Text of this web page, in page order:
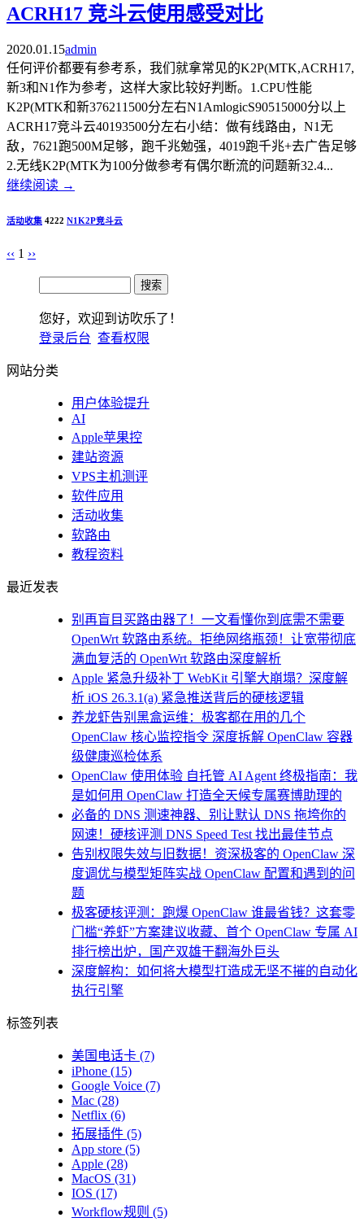
ACRH17 竞斗云使用感受对比
2020.01.15admin
任何评价都要有参考系，我们就拿常见的K2P(MTK,ACRH17,
新3和N1作为参考，这样大家比较好判断。1.CPU性能
K2P(MTK和新376211500分左右N1AmlogicS90515000分以上
ACRH17竞斗云40193500分左右小结：做有线路由，N1无
敌，7621跑500M足够，跑千兆勉强，4019跑千兆+去广告足够
2.无线K2P(MTK为100分做参考有偶尔断流的问题新32.4...
继续阅读 →
活动收集 4222 N1K2P竞斗云
‹‹ 1 ››
您好，欢迎到访吹乐了！
登录后台 查看权限
网站分类
用户体验提升
AI
Apple苹果控
建站资源
VPS主机测评
软件应用
活动收集
软路由
教程资料
最近发表
别再盲目买路由器了！一文看懂你到底需不需要
OpenWrt 软路由系统。拒绝网络瓶颈！让宽带彻底
满血复活的 OpenWrt 软路由深度解析
Apple 紧急升级补丁 WebKit 引擎大崩塌？深度解
析 iOS 26.3.1(a) 紧急推送背后的硬核逻辑
养龙虾告别黑盒运维：极客都在用的几个
OpenClaw 核心监控指令 深度拆解 OpenClaw 容器
级健康巡检体系
OpenClaw 使用体验 自托管 AI Agent 终极指南：我
是如何用 OpenClaw 打造全天候专属赛博助理的
必备的 DNS 测速神器、别让默认 DNS 拖垮你的
网速！硬核评测 DNS Speed Test 找出最佳节点
告别权限失效与旧数据！资深极客的 OpenClaw 深
度调优与模型矩阵实战 OpenClaw 配置和遇到的问
题
极客硬核评测：跑爆 OpenClaw 谁最省钱？这套零
门槛“养虾”方案建议收藏、首个 OpenClaw 专属 AI
排行榜出炉，国产双雄干翻海外巨头
深度解构：如何将大模型打造成无坚不摧的自动化
执行引擎
标签列表
美国电话卡 (7)
iPhone (15)
Google Voice (7)
Mac (28)
Netflix (6)
拓展插件 (5)
App store (5)
Apple (28)
MacOS (31)
IOS (17)
Workflow规则 (5)